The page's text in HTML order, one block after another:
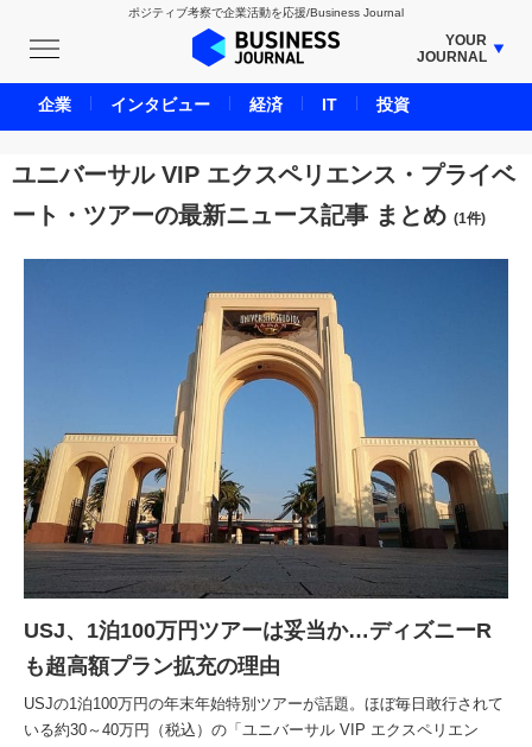
ポジティブ考察で企業活動を応援/Business Journal
YOUR
JOURNAL
BUSINESS JOURNAL
UNICORN JOURNAL
CARBON CREDITS JOURNAL
IVS JOURNAL
LIFE ENDING JOURNAL
AI JOURNAL
REAL ESTATE BROKERAGE JOURNAL
SMART MARKETING JOURNAL
BPaaS JOURNAL
ADOPTABLE DOG JOURNAL
ユニバーサル VIP エクスペリエンス・プライベ
ート・ツアーの最新ニュース記事 まとめ (1件)
USJ、1泊100万円ツアーは妥当か…ディズニーR
も超高額プラン拡充の理由
USJの1泊100万円の年末年始特別ツアーが話題。ほぼ毎日敢行されて
いる約30～40万円（税込）の「ユニバーサル VIP エクスペリエン
企業 インタビュー 経済 IT 投資